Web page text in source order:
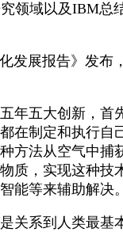
领域以及IBM总
年五大创新，首
在制定和执行自
方法从空气中捕
质，实现这种技
能等来辅助解决。
关系到人类最基